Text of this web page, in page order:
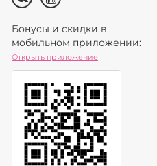
Бонусы и скидки в
мобильном приложении:
Открыть приложение